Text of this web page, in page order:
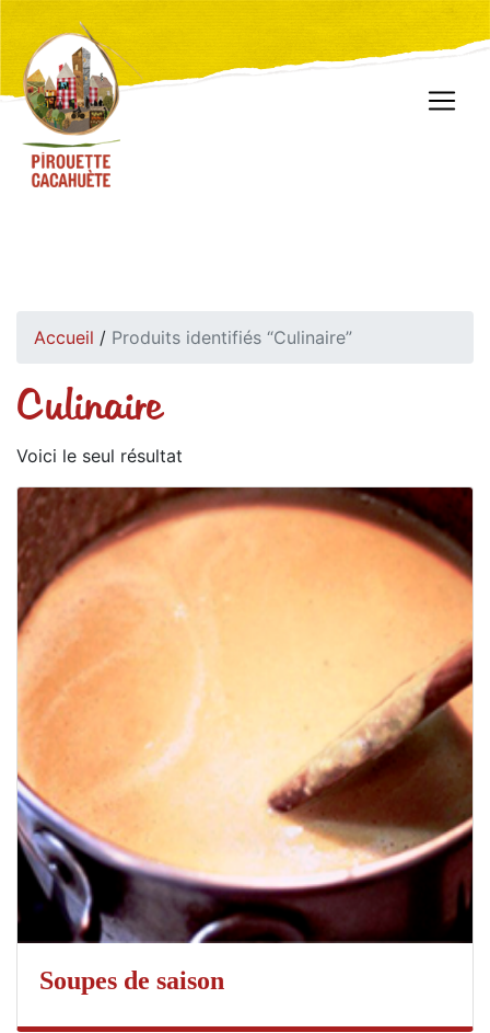
Accueil / Produits identifiés “Culinaire”
Culinaire
Voici le seul résultat
Soupes de saison